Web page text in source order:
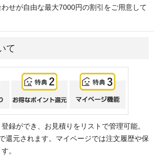
せが自由な最大7000円の割引をご用意して
て
録ができ、お見積りをリストで管理可能。
還元されます。マイページでは注文履歴や保
。